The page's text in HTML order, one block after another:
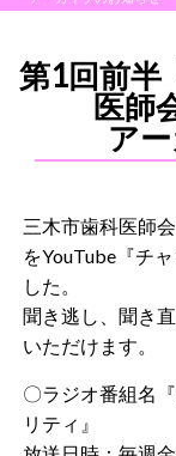
第1回前半
医師
ア
三木市歯科医師
をYouTube『チ
した。
聞き逃し、聞き
いただけます。
〇ラジオ番組名
リティ』